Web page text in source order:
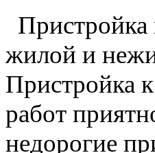
может быть
закрытой -
Московской